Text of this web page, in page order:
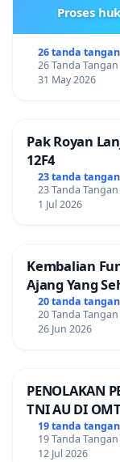
Proses
26 tanda tangan
26 Tanda
31 May 2026
Pak Royan
12F4
23 tanda tangan
23 Tanda
1 Jul 2026
Kembalian
Ajang Yang
20 tanda tangan
20 Tanda
26 Jun 2026
PENOLAKAN
TNI AU DI
LAUT,
19 tanda tangan
19 Tanda
12 Jul 2026